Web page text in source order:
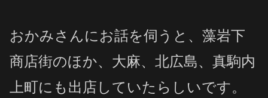
おかみさんにお話を伺うと、藻岩下
商店街のほか、 大麻、北広島、真駒内
上町にも出店していたらしいです。